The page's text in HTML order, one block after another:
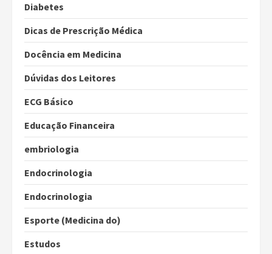
Diabetes
Dicas de Prescrição Médica
Docência em Medicina
Dúvidas dos Leitores
ECG Básico
Educação Financeira
embriologia
Endocrinologia
Endocrinologia
Esporte (Medicina do)
Estudos